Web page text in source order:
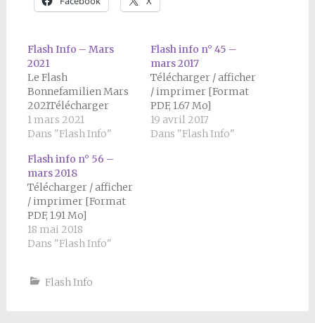
Flash Info – Mars
2021
Le Flash
Bonnefamilien Mars
2021Télécharger
1 mars 2021
Dans "Flash Info"
Flash info n° 45 –
mars 2017
Télécharger / afficher
/ imprimer [Format
PDF, 1.67 Mo]
19 avril 2017
Dans "Flash Info"
Flash info n° 56 –
mars 2018
Télécharger / afficher
/ imprimer [Format
PDF, 1.91 Mo]
18 mai 2018
Dans "Flash Info"
Flash Info